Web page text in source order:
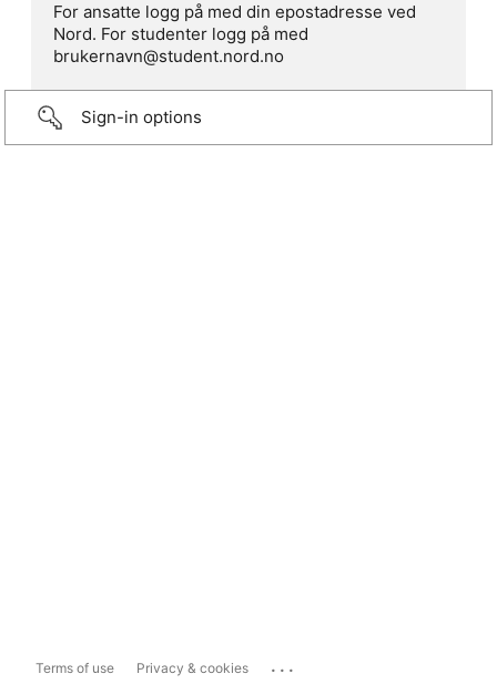
For ansatte logg på med din epostadresse ved
Nord. For studenter logg på med
brukernavn@student.nord.no
Sign-in options
Terms of use Privacy & cookies ...